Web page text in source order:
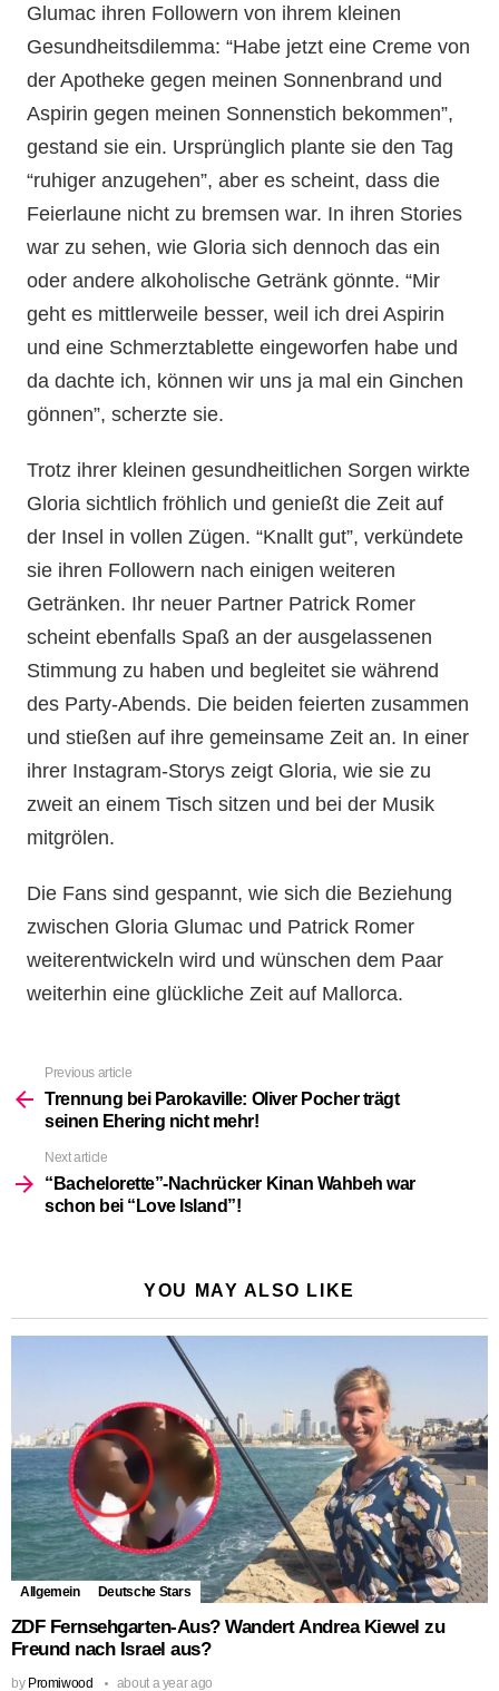
Glumac ihren Followern von ihrem kleinen
Gesundheitsdilemma: “Habe jetzt eine Creme von
der Apotheke gegen meinen Sonnenbrand und
Aspirin gegen meinen Sonnenstich bekommen”,
gestand sie ein. Ursprünglich plante sie den Tag
“ruhiger anzugehen”, aber es scheint, dass die
Feierlaune nicht zu bremsen war. In ihren Stories
war zu sehen, wie Gloria sich dennoch das ein
oder andere alkoholische Getränk gönnte. “Mir
geht es mittlerweile besser, weil ich drei Aspirin
und eine Schmerztablette eingeworfen habe und
da dachte ich, können wir uns ja mal ein Ginchen
gönnen”, scherzte sie.
Trotz ihrer kleinen gesundheitlichen Sorgen wirkte
Gloria sichtlich fröhlich und genießt die Zeit auf
der Insel in vollen Zügen. “Knallt gut”, verkündete
sie ihren Followern nach einigen weiteren
Getränken. Ihr neuer Partner Patrick Romer
scheint ebenfalls Spaß an der ausgelassenen
Stimmung zu haben und begleitet sie während
des Party-Abends. Die beiden feierten zusammen
und stießen auf ihre gemeinsame Zeit an. In einer
ihrer Instagram-Storys zeigt Gloria, wie sie zu
zweit an einem Tisch sitzen und bei der Musik
mitgrölen.
Die Fans sind gespannt, wie sich die Beziehung
zwischen Gloria Glumac und Patrick Romer
weiterentwickeln wird und wünschen dem Paar
weiterhin eine glückliche Zeit auf Mallorca.
more
Previous article
Trennung bei Parokaville: Oliver Pocher trägt
seinen Ehering nicht mehr!
Next article
“Bachelorette”-Nachrücker Kinan Wahbeh war
schon bei “Love Island”!
YOU MAY ALSO LIKE
Allgemein Deutsche Stars
ZDF Fernsehgarten-Aus? Wandert Andrea Kiewel zu
Freund nach Israel aus?
by Promiwood about a year ago